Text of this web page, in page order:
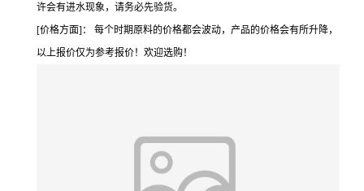
许会有进水现象，请务必先验货。
[价格方面]： 每个时期原料的价格都会波动，产品的价格会有所升降，
以上报价仅为参考报价！欢迎选购！